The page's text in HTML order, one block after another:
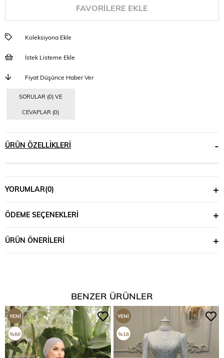
FAVORILERE EKLE
Koleksiyona Ekle
İstek Listeme Ekle
Fiyat Düşünce Haber Ver
SORULAR (0) VE
CEVAPLAR (0)
ÜRÜN ÖZELLIKLERI
YORUMLAR(0)
ÖDEME SEÇENEKLERI
ÜRÜN ÖNERILERI
BENZER ÜRÜNLER
YENI
ÜRÜN
%60
YENI
ÜRÜN
%18